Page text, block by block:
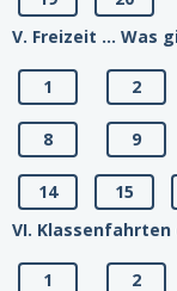
V. Freizeit ... Was
1 2
8 9
14 15
VI.
1 2